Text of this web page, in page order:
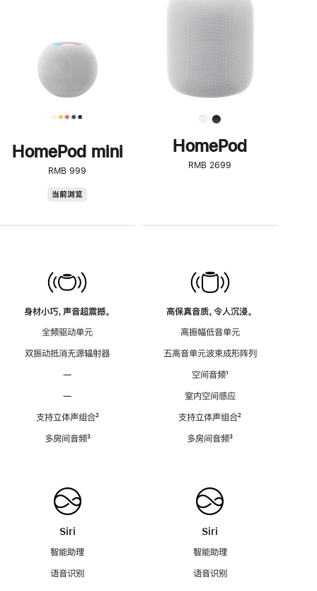
HomePod mini
RMB 999
当前浏览
身材小巧，声音超震撼。
全频驱动单元
双振动抵消无源辐射器
—
—
支持立体声组合脚
²
多房间音频脚
³
Siri
智能助理
语音识别
了
解
HomePod<
HomePod
RMB 2699
高保真音质，令人沉浸。
高振幅低音单元
五高音单元波束成形阵列
空间音频脚
¹
室内空间感应
支持立体声组合脚
²
多房间音频脚
³
Siri
智能助理
语音识别